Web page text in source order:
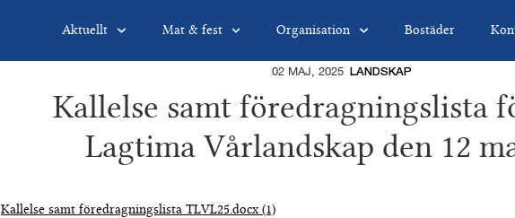
Aktuellt Mat & fest Organisation Bostäder
02 MAJ, 2025 LANDSKAP
Kallelse samt föredragningslista
Lagtima Vårlandskap den 12
Kallelse samt föredragningslista TLVL25.docx (1)